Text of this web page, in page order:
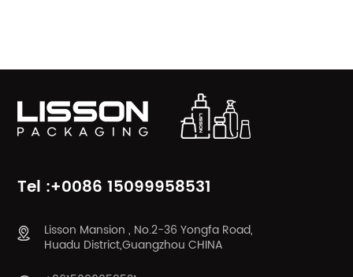
Tel :+0086 15099958531
Lisson Mansion , No.2-36 Yongfa Road,
Huadu District,Guangzhou CHINA